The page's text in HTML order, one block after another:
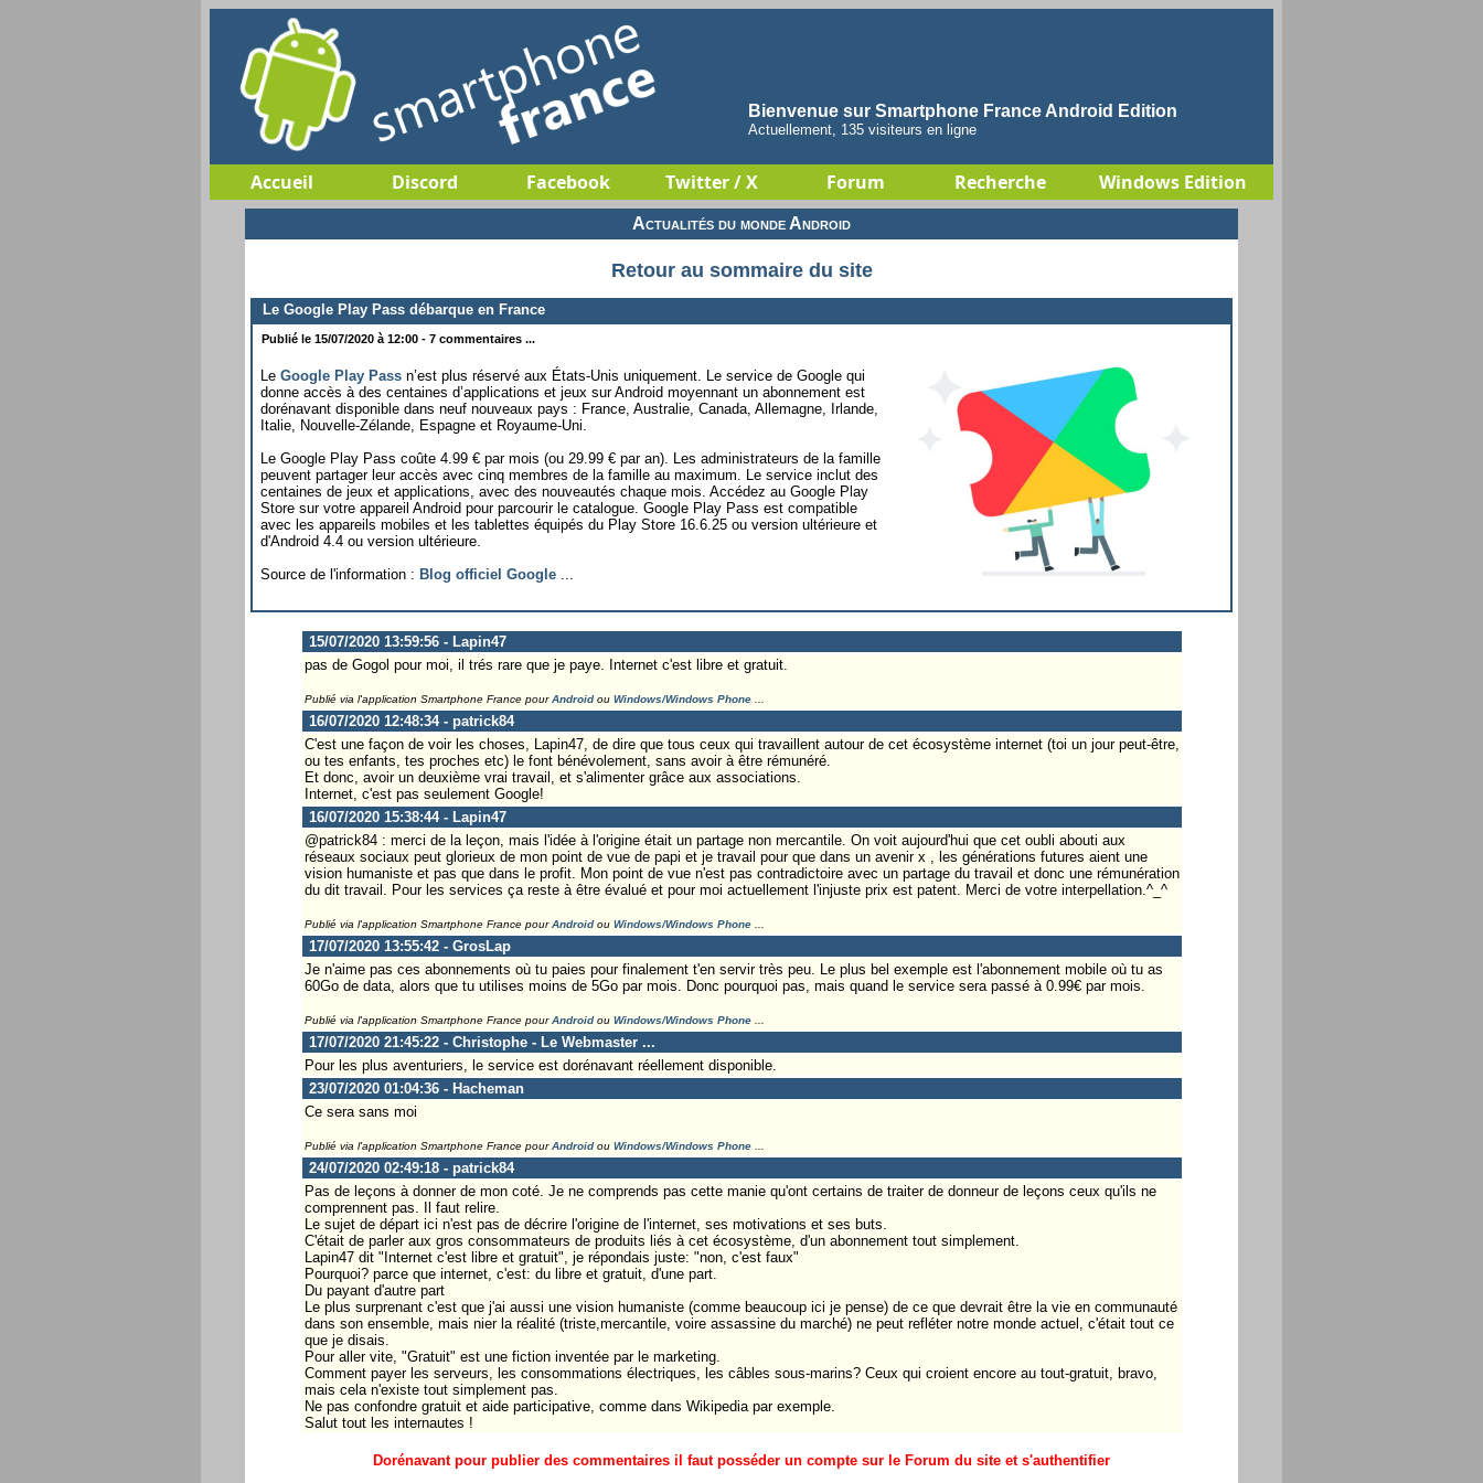
Bienvenue sur Smartphone France Android Edition
Actuellement, 135 visiteurs en ligne
Accueil Discord Facebook Twitter / X Forum Recherche Windows Edition
Actualités du monde Android
Retour au sommaire du site
Le Google Play Pass débarque en France
Publié le 15/07/2020 à 12:00 - 7 commentaires ...
Le Google Play Pass n’est plus réservé aux États-Unis uniquement. Le service de Google qui
donne accès à des centaines d’applications et jeux sur Android moyennant un abonnement est
dorénavant disponible dans neuf nouveaux pays : France, Australie, Canada, Allemagne, Irlande,
Italie, Nouvelle-Zélande, Espagne et Royaume-Uni.
Le Google Play Pass coûte 4.99 € par mois (ou 29.99 € par an). Les administrateurs de la famille
peuvent partager leur accès avec cinq membres de la famille au maximum. Le service inclut des
centaines de jeux et applications, avec des nouveautés chaque mois. Accédez au Google Play
Store sur votre appareil Android pour parcourir le catalogue. Google Play Pass est compatible
avec les appareils mobiles et les tablettes équipés du Play Store 16.6.25 ou version ultérieure et
d'Android 4.4 ou version ultérieure.
Source de l'information : Blog officiel Google
15/07/2020 13:59:56 - Lapin47
pas de Gogol pour moi, il trés rare que je paye. Internet c'est libre et gratuit.
Publié via l'application Smartphone France pourAndroidou Windows/Windows Phone...
16/07/2020 12:48:34 - patrick84
C'est une façon de voir les choses, Lapin47, de dire que tous ceux qui travaillent autour de cet écosystème internet (toi un jour peut-être,
ou tes enfants, tes proches etc) le font bénévolement, sans avoir à être rémunéré.
Et donc, avoir un deuxième vrai travail, et s'alimenter grâce aux associations.
Internet, c'est pas seulement Google!
16/07/2020 15:38:44 - Lapin47
@patrick84 : merci de la leçon, mais l'idée à l'origine était un partage non mercantile. On voit aujourd'hui que cet oubli abouti aux
réseaux sociaux peut glorieux de mon point de vue de papi et je travail pour que dans un avenir x , les générations futures aient une
vision humaniste et pas que dans le profit. Mon point de vue n'est pas contradictoire avec un partage du travail et donc une rémunération
du dit travail. Pour les services ça reste à être évalué et pour moi actuellement l'injuste prix est patent. Merci de votre interpellation.^_^
Publié via l'application Smartphone France pourAndroidou Windows/Windows Phone...
17/07/2020 13:55:42 - GrosLap
Je n'aime pas ces abonnements où tu paies pour finalement t'en servir très peu. Le plus bel exemple est l'abonnement mobile où tu as
60Go de data, alors que tu utilises moins de 5Go par mois. Donc pourquoi pas, mais quand le service sera passé à 0.99€ par mois.
Publié via l'application Smartphone France pourAndroidou Windows/Windows Phone...
17/07/2020 21:45:22 - Christophe - Le Webmaster ...
Pour les plus aventuriers, le service est dorénavant réellement disponible.
23/07/2020 01:04:36 - Hacheman
Ce sera sans moi
Publié via l'application Smartphone France pourAndroidou Windows/Windows Phone...
24/07/2020 02:49:18 - patrick84
Pas de leçons à donner de mon coté. Je ne comprends pas cette manie qu'ont certains de traiter de donneur de leçons ceux qu'ils ne
comprennent pas. Il faut relire.
Le sujet de départ ici n'est pas de décrire l'origine de l'internet, ses motivations et ses buts.
C'était de parler aux gros consommateurs de produits liés à cet écosystème, d'un abonnement tout simplement.
Lapin47 dit "Internet c'est libre et gratuit", je répondais juste: "non, c'est faux"
Pourquoi? parce que internet, c'est: du libre et gratuit, d'une part.
Du payant d'autre part
Le plus surprenant c'est que j'ai aussi une vision humaniste (comme beaucoup ici je pense) de ce que devrait être la vie en communauté
dans son ensemble, mais nier la réalité (triste,mercantile, voire assassine du marché) ne peut refléter notre monde actuel, c'était tout ce
que je disais.
Pour aller vite, "Gratuit" est une fiction inventée par le marketing.
Comment payer les serveurs, les consommations électriques, les câbles sous-marins? Ceux qui croient encore au tout-gratuit, bravo,
mais cela n'existe tout simplement pas.
Ne pas confondre gratuit et aide participative, comme dans Wikipedia par exemple.
Salut tout les internautes !
Dorénavant pour publier des commentaires il faut posséder un compte sur le Forum du site et s'authentifier